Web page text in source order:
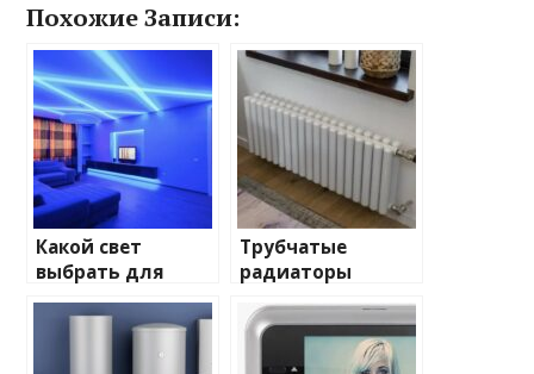
Похожие Записи:
Какой свет
выбрать для
домашнего
освещения
Трубчатые
радиаторы
отопления: виды
и характеристики